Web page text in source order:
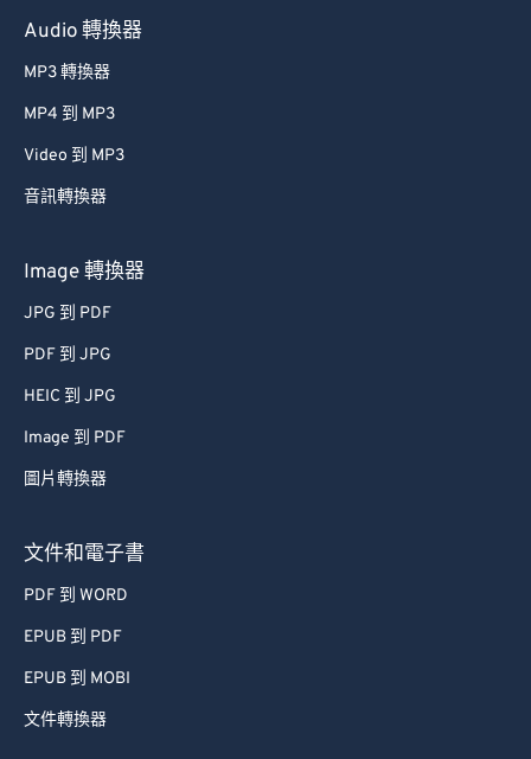
Audio 轉換器
MP3 轉換器
MP4 到 MP3
Video 到 MP3
音訊轉換器
Image 轉換器
JPG 到 PDF
PDF 到 JPG
HEIC 到 JPG
Image 到 PDF
圖片轉換器
文件和電子書
PDF 到 WORD
EPUB 到 PDF
EPUB 到 MOBI
文件轉換器